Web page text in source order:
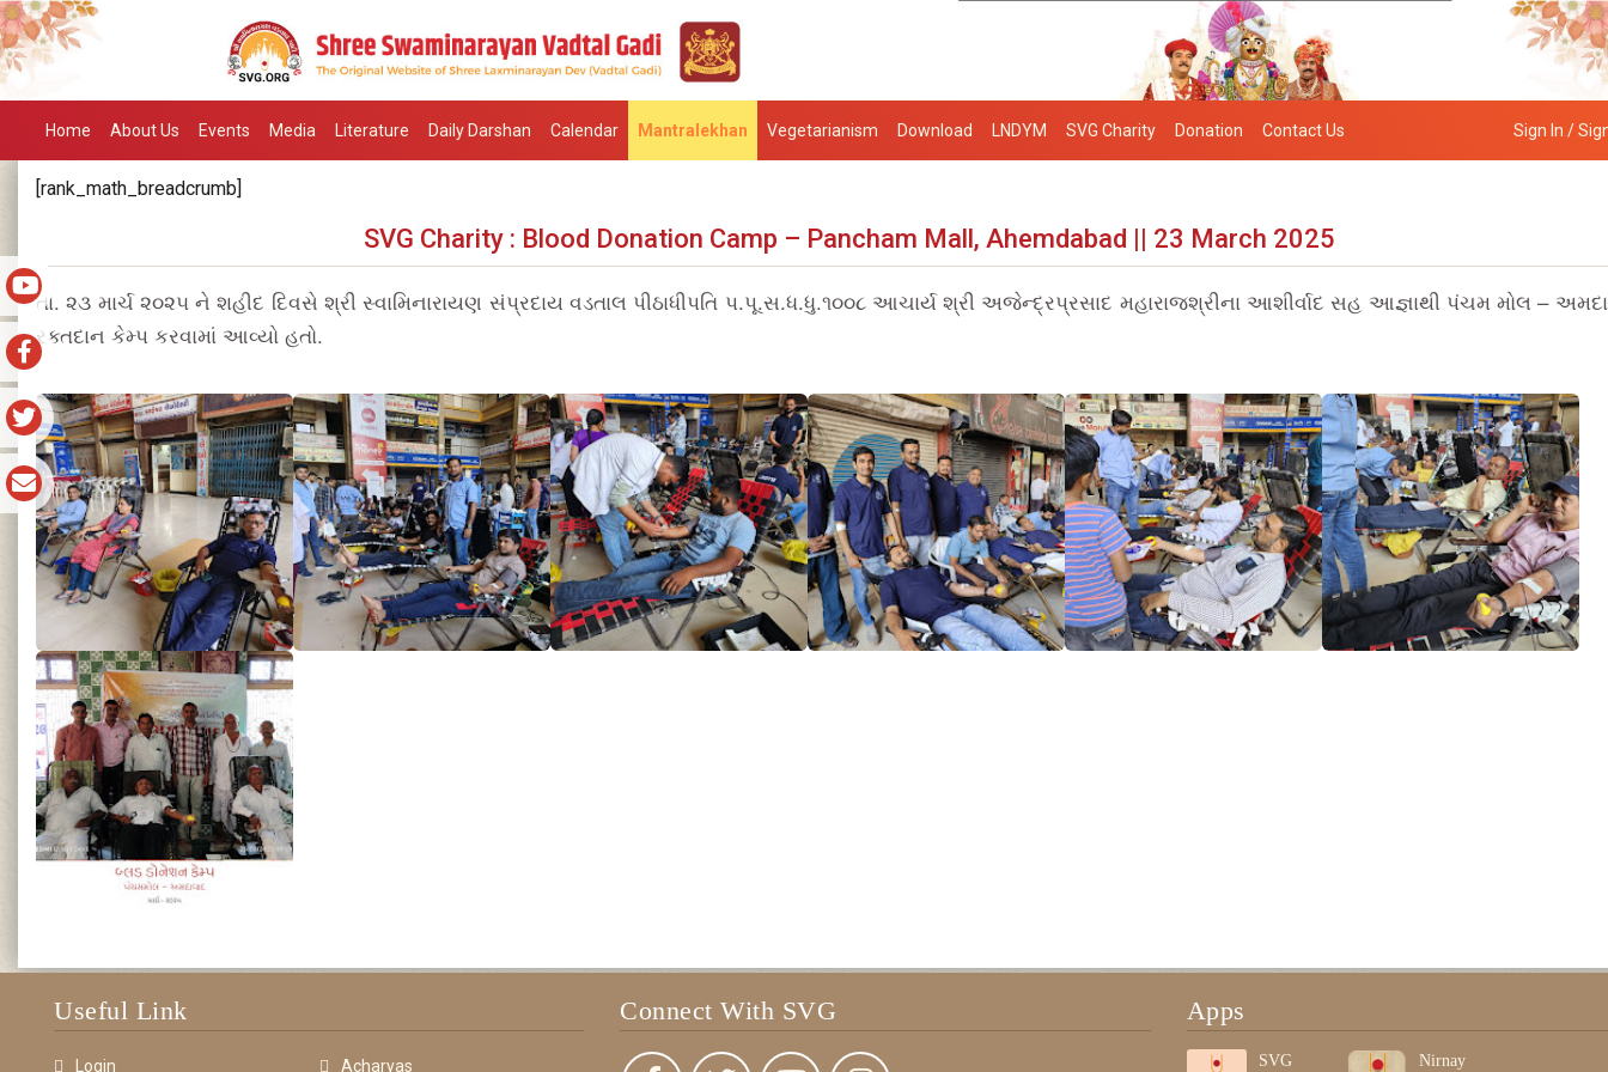
Home About Us Events Media Literature Daily Darshan Calendar Mantralekhan Vegetarianism Download LNDYM SVG Charity Donation Contact Us Sign In /
[rank_math_breadcrumb]
SVG Charity : Blood Donation Camp – Pancham Mall, Ahemdabad || 23 March 2025
તા. ૨૩ માર્ચ ૨૦૨૫ ને શહીદ દિવસે શ્રી સ્વામિનારાયણ સંપ્રદાય વડતાલ પીઠાધીપતિ પ.પૂ.સ.ધ.ધુ.૧૦૦૮ આચાર્ય શ્રી અજેન્દ્રપ્રસાદ મહારાજશ્રીના આશીર્વાદ સહ આજ્ઞાથી પંચમ મોલ –
રક્તદાન કેમ્પ કરવામાં આવ્યો હતો.
Useful Link
Login Acharyas
Connect With SVG Apps
SVG Nirnay